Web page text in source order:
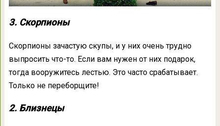
3. Скорпионы
Скорпионы зачастую скупы, и у них очень трудно
выпросить что-то. Если вам нужен от них подарок,
тогда вооружитесь лестью. Это часто срабатывает.
Только не переборщите!
2. Близнецы